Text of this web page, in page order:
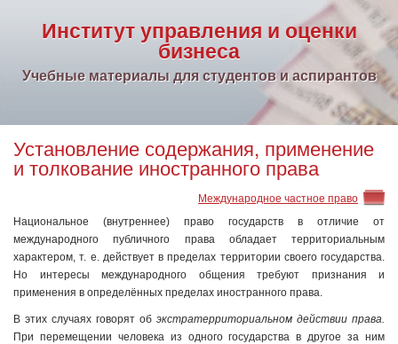
Институт управления и оценки
бизнеса
Учебные материалы для студентов и аспирантов
Установление содержания, применение
и толкование иностранного права
Международное частное право
Национальное (внутреннее) право государств в отличие от
международного публичного права обладает территориальным
характером, т. е. действует в пределах территории своего государства.
Но интересы международного общения требуют признания и
применения в определённых пределах иностранного права.
В этих случаях говорят об экстратерриториальном действии права.
При перемещении человека из одного государства в другое за ним